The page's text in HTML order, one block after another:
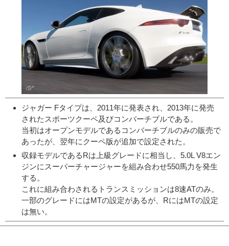
ジャガー Fタイプは、2011年に発表され、2013年に発売
されたスポーツクーペ及びコンバーチブルである。
当初はオープンモデルであるコンバーチブルのみの販売で
あったが、翌年にクーペ版が追加で設定された。
収録モデルであるRは上級グレードに相当し、5.0L V8エン
ジンにスーパーチャージャーを組み合わせ550馬力を発生
する。
これに組み合わされるトランスミッションは8速ATのみ。
一部のグレードにはMTの設定があるが、RにはMTの設定
は無い。